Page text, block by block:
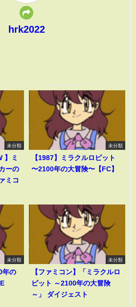
hrk2022
未分類
】ミ
ーの
ミコ
未分類
【1987】ミラクルロピット
〜2100年の大冒険〜【FC】
未分類
年の
未分類
【ファミコン】「ミラクルロ
ピット ～2100年の大冒険
～」 ダイジェスト